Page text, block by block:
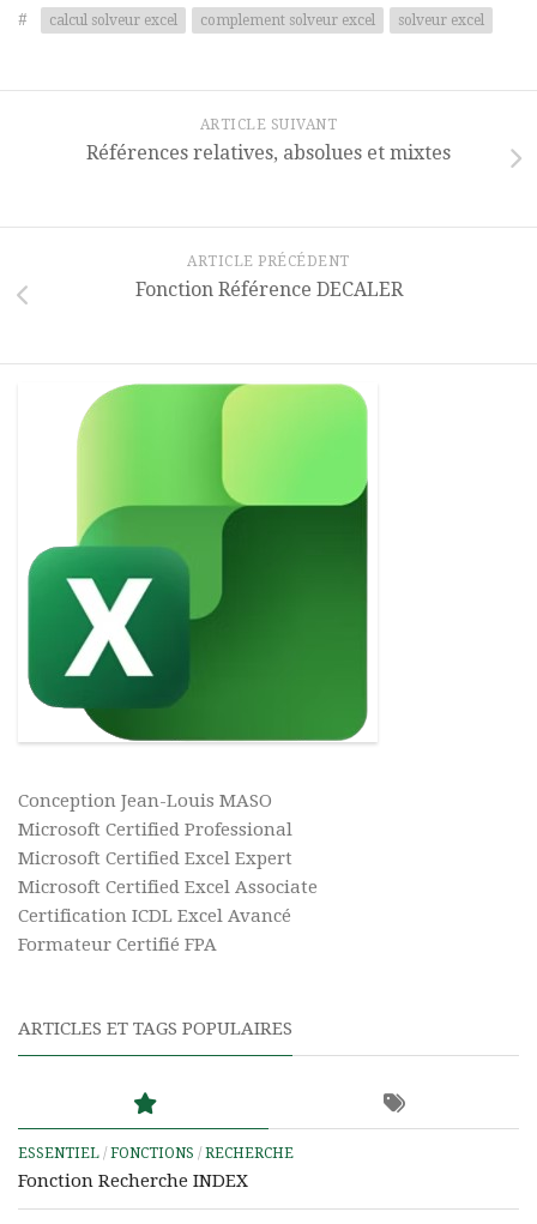
# calcul solveur excel complement solveur excel solveur excel
ARTICLE SUIVANT
Références relatives, absolues et mixtes
ARTICLE PRÉCÉDENT
Fonction Référence DECALER
Conception Jean-Louis MASO
Microsoft Certified Professional
Microsoft Certified Excel Expert
Microsoft Certified Excel Associate
Certification ICDL Excel Avancé
Formateur Certifié FPA
ARTICLES ET TAGS POPULAIRES
ESSENTIEL / FONCTIONS / RECHERCHE
Fonction Recherche INDEX